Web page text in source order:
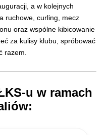
a w kolejnych
ruchowe, curling, mecz
oraz wspólne kibicowanie
za kulisy klubu, spróbować
razem.
u w ramach